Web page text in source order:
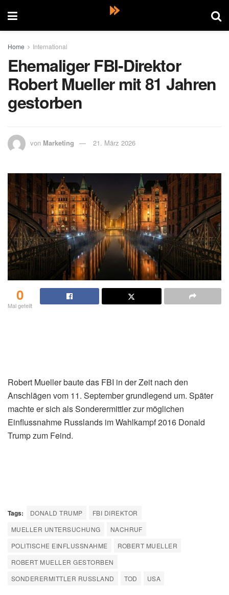
Home International
Ehemaliger FBI-Direktor
Robert Mueller mit 81 Jahren
gestorben
von Marketing 21. März 2026
0
Mal geteilt
Robert Mueller baute das FBI in der Zeit nach den
Anschlägen vom 11. September grundlegend um. Später
machte er sich als Sonderermittler zur möglichen
Einflussnahme Russlands im Wahlkampf 2016 Donald
Trump zum Feind.
Tags: DONALD TRUMP
FBI DIREKTOR
MUELLER UNTERSUCHUNG
NACHRUF
POLITISCHE EINFLUSSNAHME
ROBERT MUELLER
ROBERT MUELLER GESTORBEN
SONDERERMITTLER RUSSLAND
TOD USA